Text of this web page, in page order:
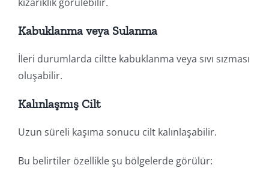
Kabuklanma veya Sulanma
İleri durumlarda ciltte kabuklanma veya sıvı sızması
oluşabilir.
Kalınlaşmış Cilt
Uzun süreli kaşıma sonucu cilt kalınlaşabilir.
Bu belirtiler özellikle şu bölgelerde görülür: